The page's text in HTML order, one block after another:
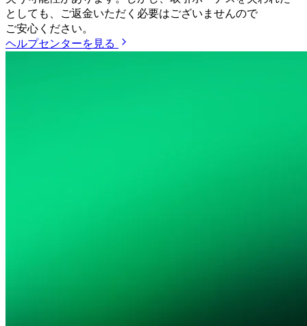
としても、 ご返金いただく 必要はございませんので
ご安心ください。
ヘルプセンターを見る